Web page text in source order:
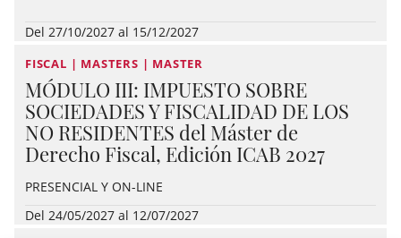
Del 27/10/2027 al 15/12/2027
FISCAL | MASTERS | MASTER
MÓDULO III: IMPUESTO SOBRE
SOCIEDADES Y FISCALIDAD DE LOS
NO RESIDENTES del Máster de
Derecho Fiscal, Edición ICAB 2027
PRESENCIAL Y ON-LINE
Del 24/05/2027 al 12/07/2027